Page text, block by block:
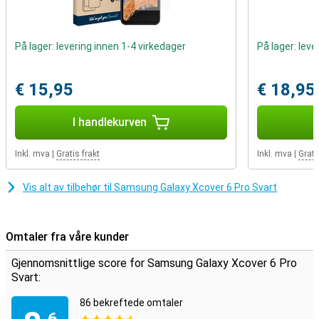
and private number in one phone. There is also room for a microSD
card, so that you can expand the memory up to 1 TB.
Take photos and videos underwater
underwater? Then choose this phone. Do you ever drop your
phone? With this Samsung Galaxy Xcover 6 Pro, that is no problem.
It meets the military standard, so it can take a beating.
På lager: levering innen 1-4 virkedager
€ 15,95
I handlekurven
Inkl. mva Gratis frakt
På lager:
€ 18,95
Inkl. mva
Vis alt av tilbehør til Samsung Galaxy Xcover 6 Pro Svart
Omtaler fra våre kunder
Gjennomsnittlige score for Samsung Galaxy Xcover 6 Pro
Svart:
86 bekreftede omtaler